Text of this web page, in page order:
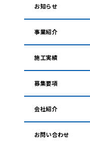
お知らせ
事業紹介
施工実績
募集要項
会社紹介
お問い合わせ